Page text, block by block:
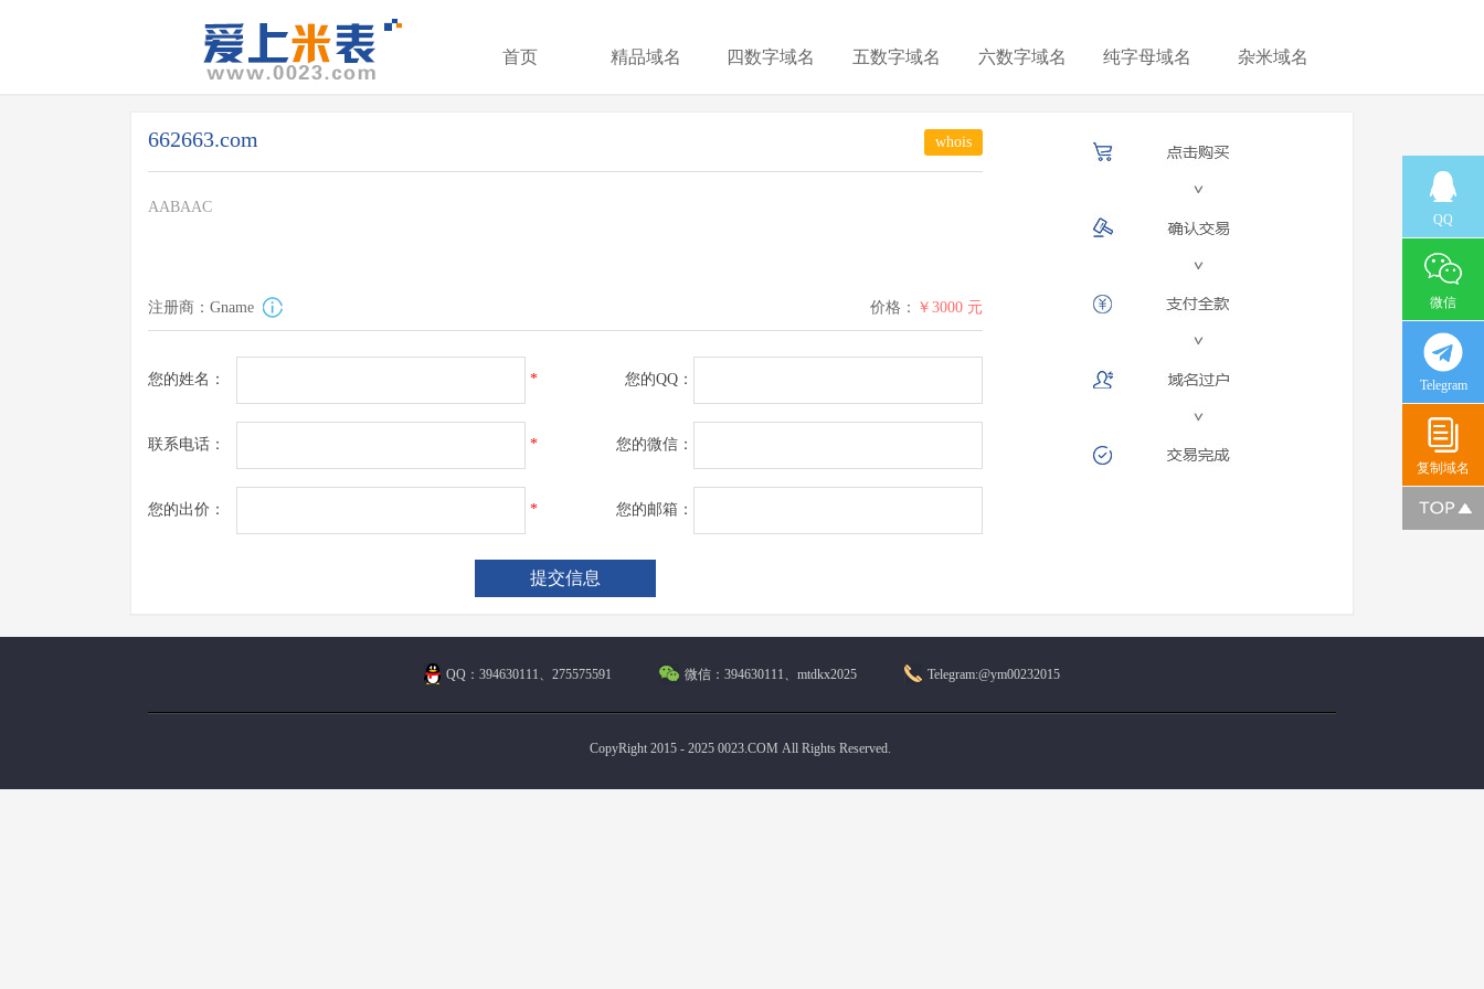
首页 精品域名 四数字域名 五数字域名 六数字域名 纯字母域名 杂米域名
662663.com whois
AABAAC
注册商：Gname 价格： ￥3000 元
您的姓名： * 您的QQ：
联系电话： * 您的微信：
您的出价： * 您的邮箱：
QQ：394630111、275575591 微信：394630111、mtdkx2025 Telegram:@ym00232015
CopyRight 2015 - 2025 0023.COM All Rights Reserved.
QQ
微信
Telegram
复制域名